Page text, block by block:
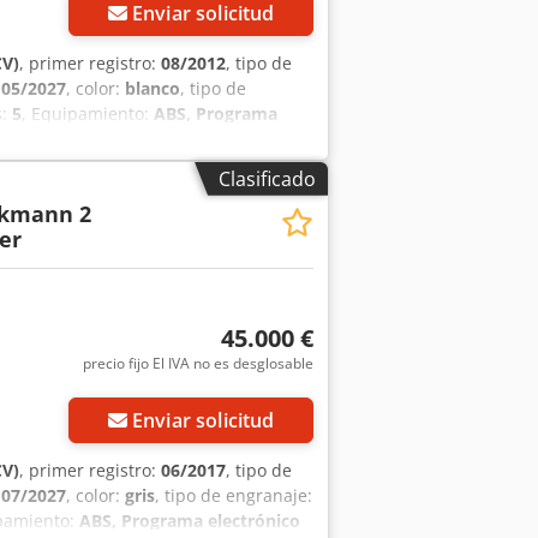
Enviar solicitud
, primer registro: 08/2012, tipo de
05/2027, color: blanco, tipo de
5, Equipamiento: ABS, Programa
Primera mano ///El vehículo
* Chasis Renault Master de 145 CV,
* Sistema Bluetooth de manos
Compartimento para
puertas independientes delante de
+ potro * Ventilador de techo *
almacenamiento cerrados en el
de montar con estantes Salvo
bajo petición. * POSIBLE
STX HORSETRUCKS GERMANY
en el ámbito de vehículos y
Contactar con Richard Theurer
Clasificado
2
45.000 €
precio fijo El IVA no es desglosable
Enviar solicitud
, primer registro: 06/2017, tipo de
07/2027, color: gris, tipo de engranaje:
ABS, Programa electrónico